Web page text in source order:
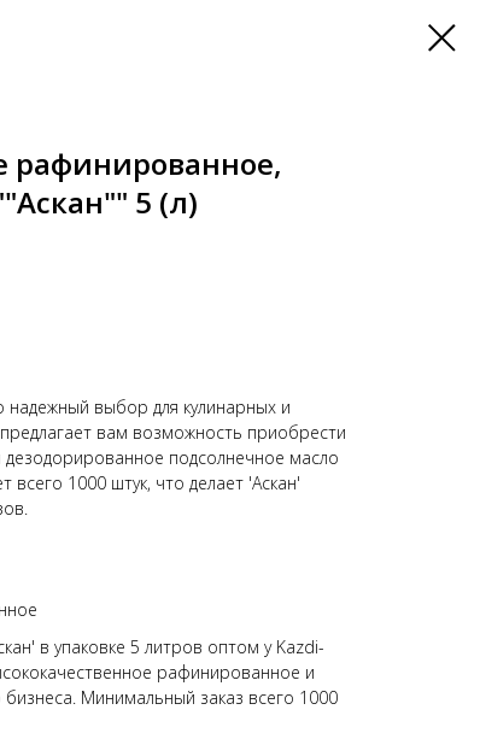
рафинированное,
5 (л)
выбор для кулинарных и
вам возможность приобрести
подсолнечное масло
1000 штук, что делает 'Аскан'
в упаковке 5 литров оптом у Kazdi-
рафинированное и
Минимальный заказ всего 1000